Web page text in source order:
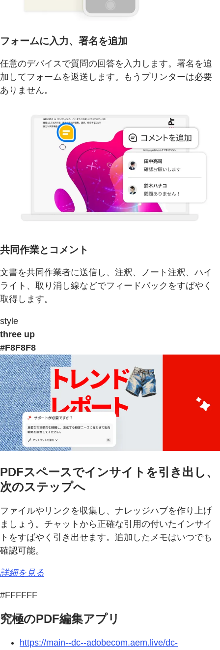
フォームに入力、署名を追加
任意のデバイスで質問の回答を入力します。署名を追
加してフォームを返送します。もうプリンターは必要
ありません。
共同作業とコメント
文書を共同作業者に送信し、注釈、ノート注釈、ハイ
ライト、取り消し線などでフィードバックをすばやく
取得します。
style
three up
#F8F8F8
PDFスペースでインサイトを引き出し、
次のステップへ
ファイルやリンクを収集し、ナレッジハブを作り上げ
ましょう。チャットから正確な引用の付いたインサイ
トをすばやく引き出せます。追加したメモはいつでも
確認可能。
詳細を見る
#FFFFFF
究極のPDF編集アプリ
https://main--dc--adobecom.aem.live/dc-